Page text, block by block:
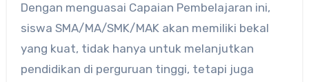
Dengan menguasai Capaian Pembelajaran ini,
siswa SMA/MA/SMK/MAK akan memiliki bekal
yang kuat, tidak hanya untuk melanjutkan
pendidikan di perguruan tinggi, tetapi juga